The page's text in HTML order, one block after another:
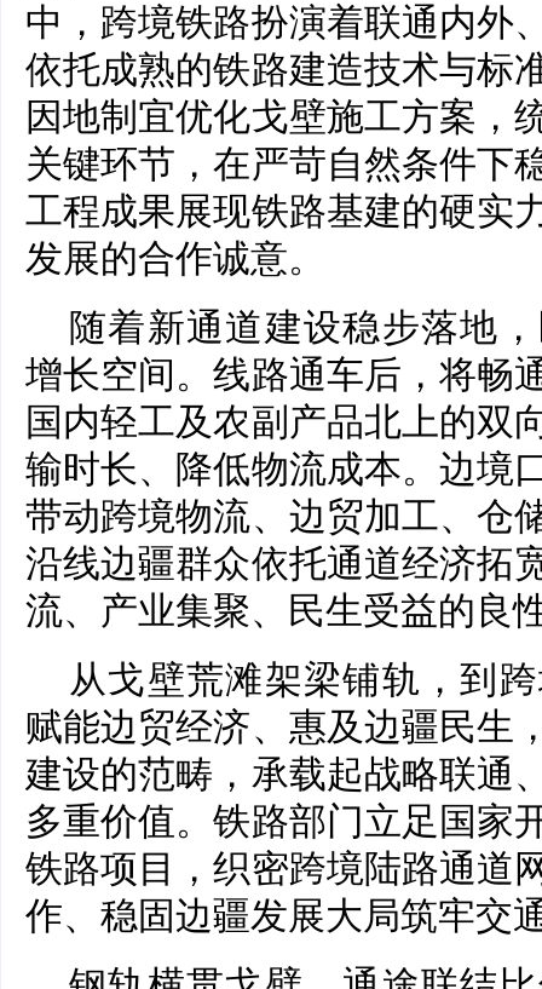
中，跨境铁路扮演着联通内外
依托成熟的铁路建造技术与标
因地制宜优化戈壁施工方案，
关键环节，在严苛自然条件下
工程成果展现铁路基建的硬实
发展的合作诚意。
随着新通道建设稳步落地
增长空间。线路通车后，将畅
国内轻工及农副产品北上的双
输时长、降低物流成本。边境
带动跨境物流、边贸加工、仓
沿线边疆群众依托通道经济拓
流、产业集聚、民生受益的良
从戈壁荒滩架梁铺轨，到
赋能边贸经济、惠及边疆民生
建设的范畴，承载起战略联通
多重价值。铁路部门立足国家
铁路项目，织密跨境陆路通道
作、稳固边疆发展大局筑牢交